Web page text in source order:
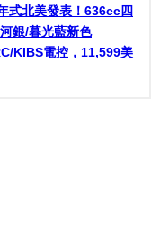
式北美發表！636cc四
銀/暮光藍新色
KIBS電控，11,599美